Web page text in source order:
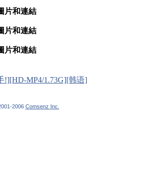
片和連結
片和連結
片和連結
!][HD-MP4/1.73G][韩语]
2006 Comsenz Inc.